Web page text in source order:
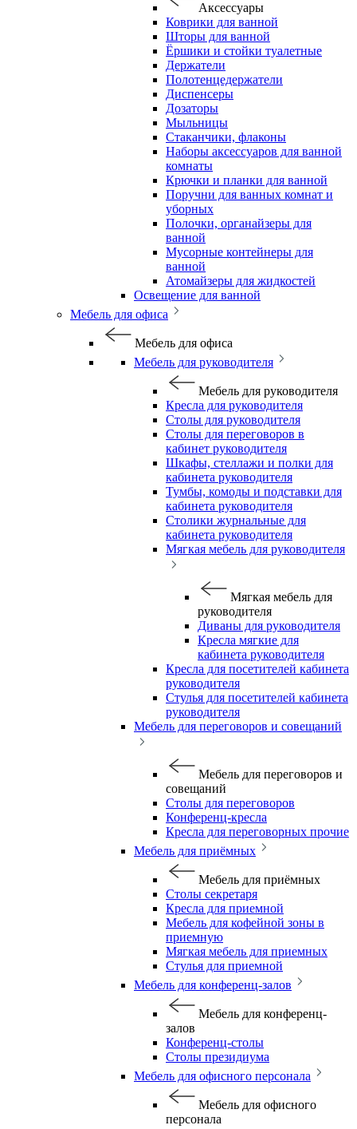
Аксессуары
Коврики для ванной
Шторы для ванной
Ёршики и стойки туалетные
Держатели
Полотенцедержатели
Диспенсеры
Дозаторы
Мыльницы
Стаканчики, флаконы
Наборы аксессуаров для ванной
комнаты
Крючки и планки для ванной
Поручни для ванных комнат и
уборных
Полочки, органайзеры для
ванной
Мусорные контейнеры для
ванной
Атомайзеры для жидкостей
Освещение для ванной
Мебель для офиса
Мебель для офиса
Мебель для руководителя
Мебель для руководителя
Кресла для руководителя
Столы для руководителя
Столы для переговоров в
кабинет руководителя
Шкафы, стеллажи и полки для
кабинета руководителя
Тумбы, комоды и подставки для
кабинета руководителя
Столики журнальные для
кабинета руководителя
Мягкая мебель для руководителя
Мягкая мебель для
руководителя
Диваны для руководителя
Кресла мягкие для
кабинета руководителя
Кресла для посетителей кабинета
руководителя
Стулья для посетителей кабинета
руководителя
Мебель для переговоров и совещаний
Мебель для переговоров и
совещаний
Столы для переговоров
Конференц-кресла
Кресла для переговорных прочие
Мебель для приёмных
Мебель для приёмных
Столы секретаря
Кресла для приемной
Мебель для кофейной зоны в
приемную
Мягкая мебель для приемных
Стулья для приемной
Мебель для конференц-залов
Мебель для конференц-
залов
Конференц-столы
Столы президиума
Мебель для офисного персонала
Мебель для офисного
персонала